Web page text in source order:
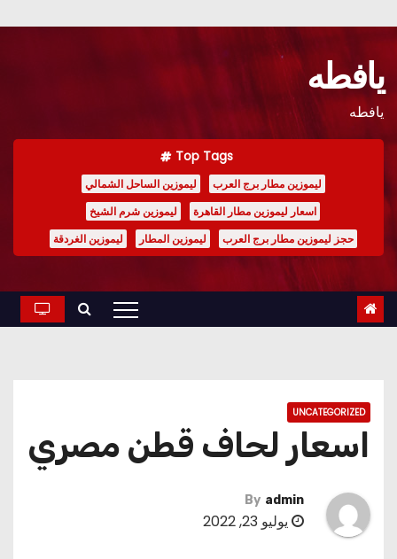
Skip
content
يافطه
يافطه
Top Tags
ليموزين مطار برج العرب
ليموزين الساحل الشمالي
اسعار ليموزين مطار القاهرة
ليموزين شرم الشيخ
حجز ليموزين مطار برج العرب
ليموزين المطار ليموزين الغردقة
UNCATEGORIZED
اسعار لحاف قطن مصري
By admin
يوليو 23, 2022